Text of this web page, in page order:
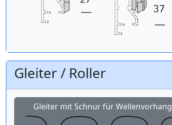
Gleiter / Roller
Gleiter mit Schnur für Wellenvorhang